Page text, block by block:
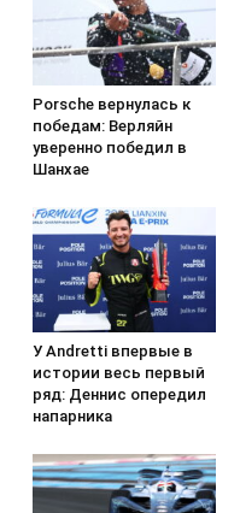
Porsche вернулась к
победам: Верляйн
уверенно победил в
Шанхае
У Andretti впервые в
истории весь первый
ряд: Деннис опередил
напарника